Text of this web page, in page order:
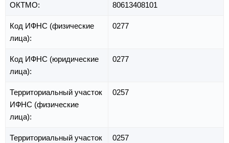
ОКТМО: 80613408101
Код ИФНС (физические
лица):
0277
Код ИФНС (юридические
лица):
0277
Территориальный участок
ИФНС (физические
лица):
0257
Территориальный участок
0257